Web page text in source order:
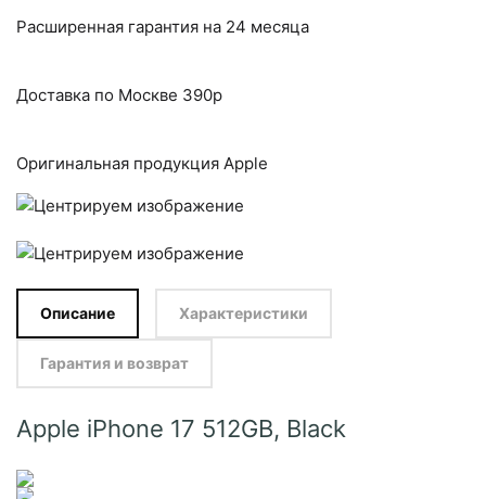
Расширенная гарантия на 24 месяца
Доставка по Москве 390р
Оригинальная продукция Apple
Описание Характеристики
Гарантия и возврат
Apple iPhone 17 512GB, Black